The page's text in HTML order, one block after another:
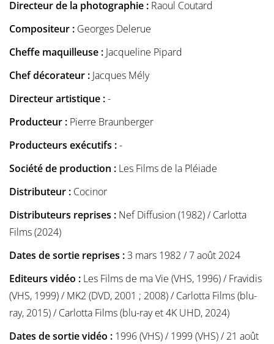
Directeur de la photographie : Raoul Coutard
Compositeur : Georges Delerue
Cheffe maquilleuse : Jacqueline Pipard
Chef décorateur : Jacques Mély
Directeur artistique :-
Producteur : Pierre Braunberger
Producteurs exécutifs :-
Société de production : Les Films de la Pléiade
Distributeur : Cocinor
Distributeurs reprises : Nef Diffusion (1982) / Carlotta
Films (2024)
Dates de sortie reprises :3 mars 1982 / 7 août 2024
Editeurs vidéo : Les Films de ma Vie (VHS, 1996) / Fravidis
(VHS, 1999) / MK2 (DVD, 2001 ; 2008) / Carlotta Films (blu-
ray, 2015) / Carlotta Films (blu-ray et 4K UHD, 2024)
Dates de sortie vidéo : 1996 (VHS) / 1999 (VHS) / 21 août